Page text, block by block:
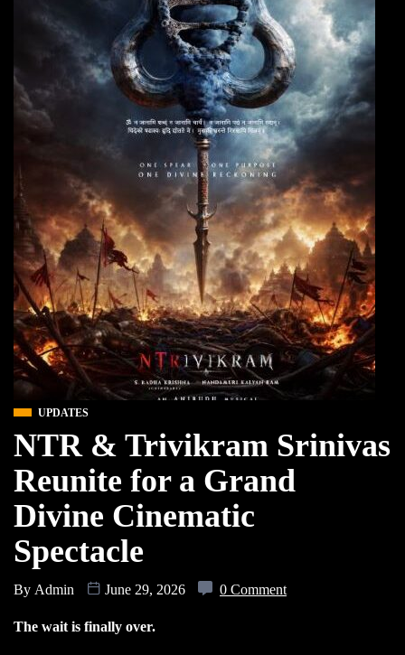
UPDATES
NTR & Trivikram Srinivas
Reunite for a Grand
Divine Cinematic
Spectacle
By Admin June 29, 2026 0 Comment
The wait is finally over.